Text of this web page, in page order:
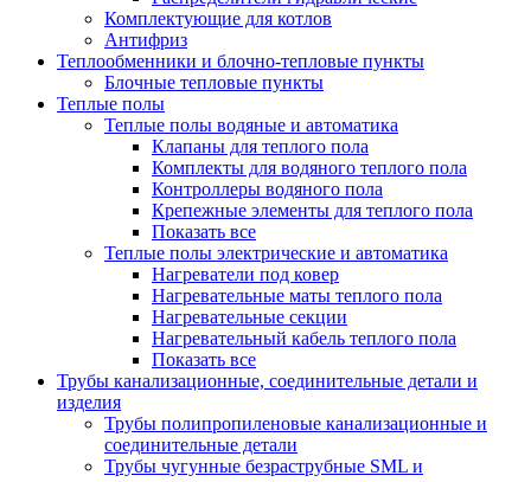
Комплектующие для котлов
Антифриз
Теплообменники и блочно-тепловые пункты
Блочные тепловые пункты
Теплые полы
Теплые полы водяные и автоматика
Клапаны для теплого пола
Комплекты для водяного теплого пола
Контроллеры водяного пола
Крепежные элементы для теплого пола
Показать все
Теплые полы электрические и автоматика
Нагреватели под ковер
Нагревательные маты теплого пола
Нагревательные секции
Нагревательный кабель теплого пола
Показать все
Трубы канализационные, соединительные детали и
изделия
Трубы полипропиленовые канализационные и
соединительные детали
Трубы чугунные безраструбные SML и